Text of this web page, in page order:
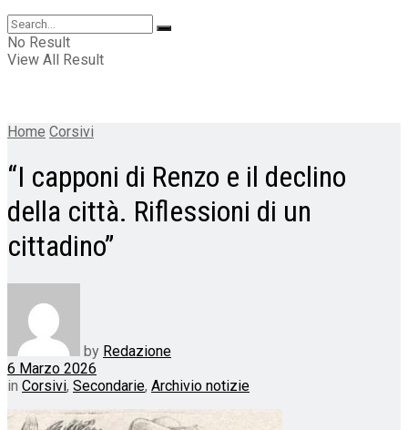
No Result
View All Result
Home Corsivi
“I capponi di Renzo e il declino
della città. Riflessioni di un
cittadino”
by Redazione
6 Marzo 2026
in Corsivi, Secondarie, Archivio notizie